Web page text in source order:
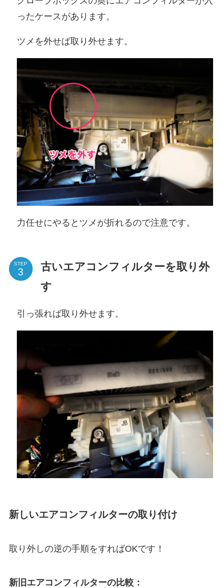
ったケースがあります。
ツメを外せば取り外せます。
力任せにやるとツメが折れるので注意です。
STEP
古いエアコンフィルターを取り外
す
引っ張れば取り外せます。
新しいエアコンフィルターの取り付け
取り外しの逆の手順をすればOKです！
新旧エアコンフィルターの比較：